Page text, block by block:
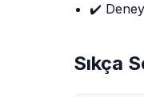
✔️
Sıkça